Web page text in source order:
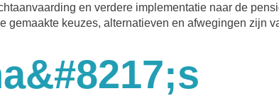
en verdere implementatie naar de
keuzes, alternatieven en afwegingen zijn